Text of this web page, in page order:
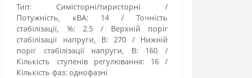
Тип:
Симісторні/тиристорні
Потужність, кВА:
14
Точність
стабілізації, %:
2.5
Верхній поріг
стабілізації напруги, В:
270
Нижній
поріг стабілізації напруги, В:
160
Кількість ступенів регулювання:
16
Кількість фаз: однофазні